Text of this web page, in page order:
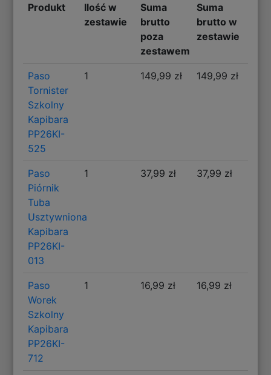
Produkt
Ilość w
zestawie
Suma
brutto
poza
zestawem
Suma
brutto w
zestawie
Paso
Tornister
Szkolny
Kapibara
PP26KI-
525
1 149,99 zł 149,99 zł
Paso
Piórnik
Tuba
Usztywniona
Kapibara
PP26KI-
013
1 37,99 zł 37,99 zł
Paso
Worek
Szkolny
Kapibara
PP26KI-
712
1 16,99 zł 16,99 zł